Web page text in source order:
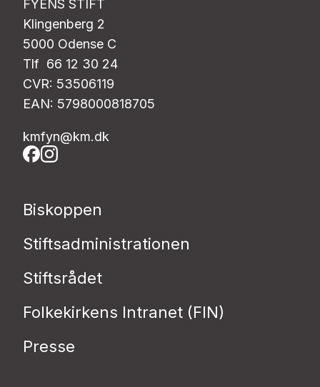
FYENS STIFT
Klingenberg 2
5000 Odense C
Tlf 66 12 30 24
CVR: 53506119
EAN: 5798000818705
kmfyn@km.dk
Biskoppen
Stiftsadministrationen
Stiftsrådet
Folkekirkens Intranet (FIN)
Presse